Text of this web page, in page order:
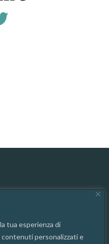
tua esperienza di
contenuti personalizzati e